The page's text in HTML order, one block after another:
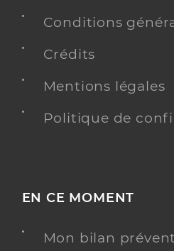
Conditions
Crédits
Mentions légales
Politique de
EN CE MOMENT
Mon bilan